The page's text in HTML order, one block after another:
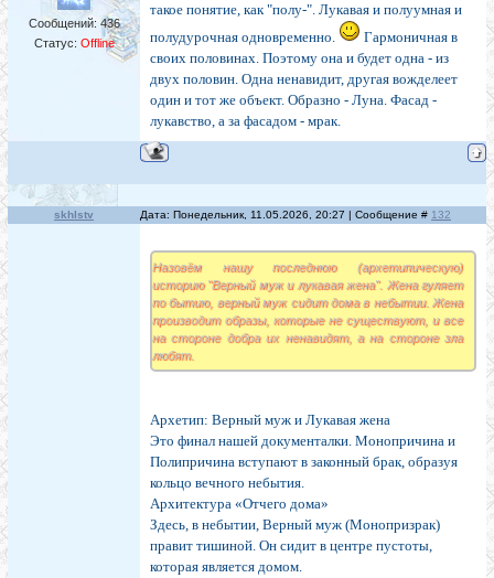
Сообщений: 436
Статус: Offline
такое понятие, как "полу-". Лукавая и полуумная и
полудурочная одновременно.
Гармоничная в
своих половинах. Поэтому она и будет одна - из
двух половин. Одна ненавидит, другая вожделеет
один и тот же объект. Образно - Луна. Фасад -
лукавство, а за фасадом - мрак.
skhlstv Дата: Понедельник, 11.05.2026, 20:27 | Сообщение # 132
Назовём нашу последнюю (архетипическую)
историю "Верный муж и лукавая жена". Жена гуляет
по бытию, верный муж сидит дома в небытии. Жена
производит образы, которые не существуют, и все
на стороне добра их ненавидят, а на стороне зла
любят.
Архетип: Верный муж и Лукавая жена
Это финал нашей документалки. Монопричина и
Полипричина вступают в законный брак, образуя
кольцо вечного небытия.
Архитектура «Отчего дома»
Здесь, в небытии, Верный муж (Монопризрак)
правит тишиной. Он сидит в центре пустоты,
которая является домом.